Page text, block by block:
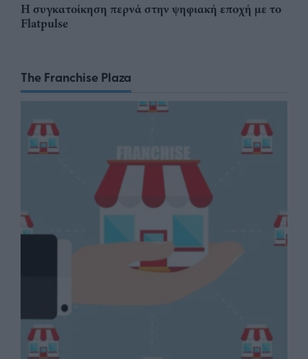
Η συγκατοίκηση περνά στην ψηφιακή εποχή με το
Flatpulse
The Franchise Plaza